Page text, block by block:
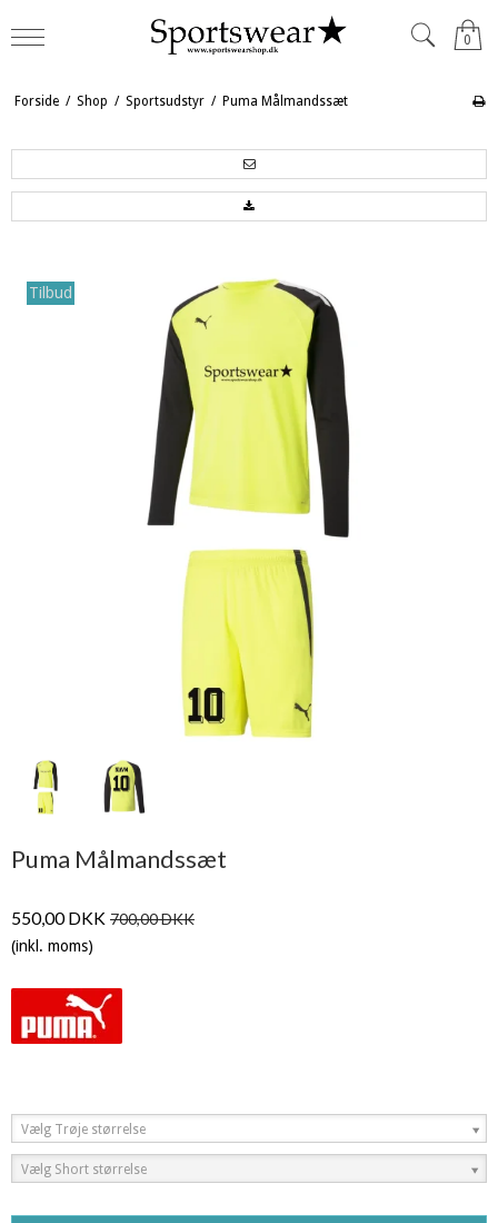
0
Forside / Shop / Sportsudstyr / Puma Målmandssæt
Tilbud
Puma Målmandssæt
550,00 DKK 700,00 DKK
(inkl. moms)
Vælg Trøje størrelse
Vælg Short størrelse